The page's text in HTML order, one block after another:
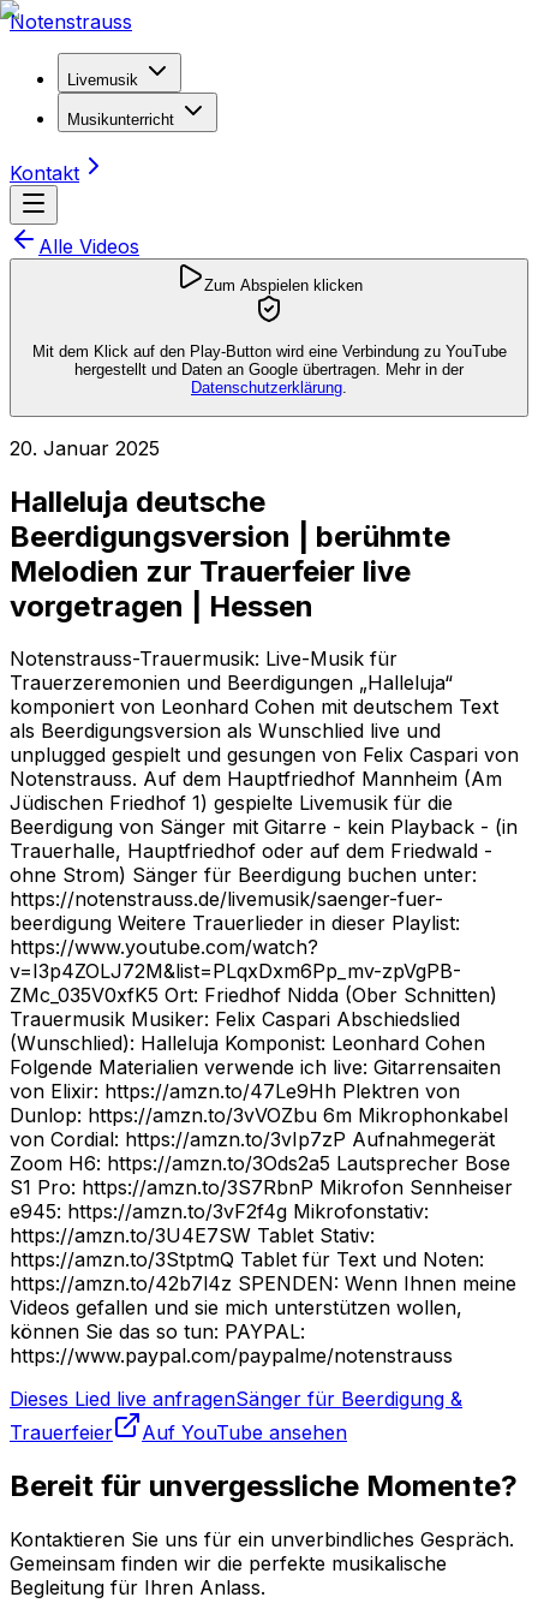
Notenstrauss
Livemusik
Musikunterricht
Kontakt
Alle Videos
Zum Abspielen klicken
Mit dem Klick auf den Play-Button wird eine Verbindung zu YouTube
hergestellt und Daten an Google übertragen. Mehr in der
Datenschutzerklärung.
20. Januar 2025
Halleluja deutsche
Beerdigungsversion | berühmte
Melodien zur Trauerfeier live
vorgetragen | Hessen
Notenstrauss-Trauermusik: Live-Musik für
Trauerzeremonien und Beerdigungen „Halleluja“
komponiert von Leonhard Cohen mit deutschem Text
als Beerdigungsversion als Wunschlied live und
unplugged gespielt und gesungen von Felix Caspari von
Notenstrauss. Auf dem Hauptfriedhof Mannheim (Am
Jüdischen Friedhof 1) gespielte Livemusik für die
Beerdigung von Sänger mit Gitarre - kein Playback - (in
Trauerhalle, Hauptfriedhof oder auf dem Friedwald -
ohne Strom) Sänger für Beerdigung buchen unter:
https://notenstrauss.de/livemusik/saenger-fuer-
beerdigung Weitere Trauerlieder in dieser Playlist:
https://www.youtube.com/watch?
v=I3p4ZOLJ72M&list=PLqxDxm6Pp_mv-zpVgPB-
ZMc_035V0xfK5 Ort: Friedhof Nidda (Ober Schnitten)
Trauermusik Musiker: Felix Caspari Abschiedslied
(Wunschlied): Halleluja Komponist: Leonhard Cohen
Folgende Materialien verwende ich live: Gitarrensaiten
von Elixir: https://amzn.to/47Le9Hh Plektren von
Dunlop: https://amzn.to/3vVOZbu 6m Mikrophonkabel
von Cordial: https://amzn.to/3vIp7zP Aufnahmegerät
Zoom H6: https://amzn.to/3Ods2a5 Lautsprecher Bose
S1 Pro: https://amzn.to/3S7RbnP Mikrofon Sennheiser
e945: https://amzn.to/3vF2f4g Mikrofonstativ:
https://amzn.to/3U4E7SW Tablet Stativ:
https://amzn.to/3StptmQ Tablet für Text und Noten:
https://amzn.to/42b7l4z SPENDEN: Wenn Ihnen meine
Videos gefallen und sie mich unterstützen wollen,
können Sie das so tun: PAYPAL:
https://www.paypal.com/paypalme/notenstrauss
Dieses Lied live anfragenSänger für Beerdigung &
Trauerfeier
Auf YouTube ansehen
Bereit für unvergessliche Momente?
Kontaktieren Sie uns für ein unverbindliches Gespräch.
Gemeinsam finden wir die perfekte musikalische
Begleitung für Ihren Anlass.